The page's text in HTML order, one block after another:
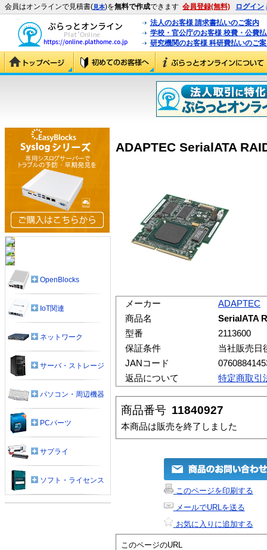
会員はオンラインで見積書(見本)を無料で作成できます 会員登録(無料) ログイン
法人のお客様 請求書払いのご案内
学校・官公庁のお客様 校費・公費
研究機関のお客様 科研費払いのご
ADAPTEC SerialATA
メーカー
ADAPTEC
商品名
SerialATA
型番
2113600
保証条件
当社販売日
JANコード
返品について
特定商取引
商品番号 11840927
本商品は販売を終了しました
このページを印刷する
メールでURLを送る
お気に入りに追加する
このページのURL
OpenBlocks
IoT関連
ネットワーク
サーバ・ストレージ
パソコン・周辺機器
PCパーツ
サプライ
ソフト・ライセンス